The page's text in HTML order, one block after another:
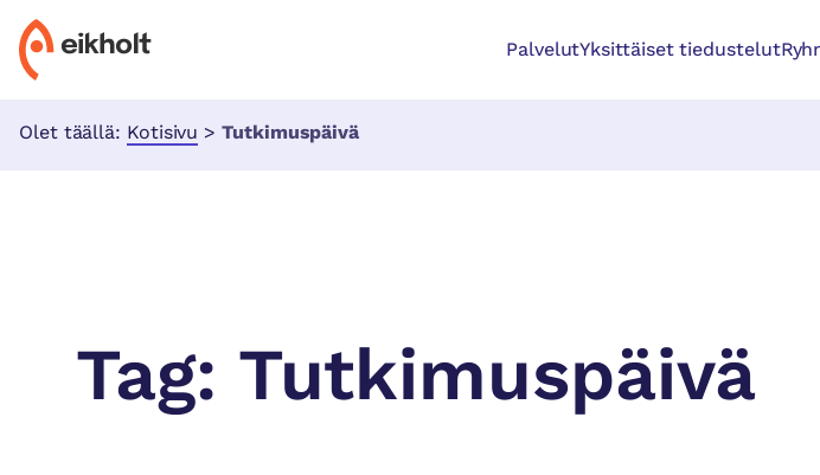
PalvelutYksittäiset tiedustelut
Olet täällä: Kotisivu > Tutkimuspäivä
Tag: Tutkimuspäivä